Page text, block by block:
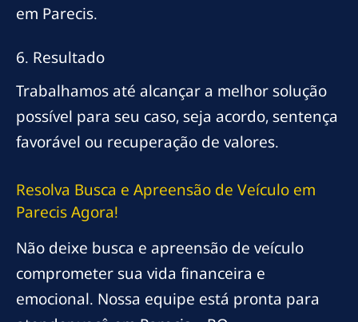
em Parecis.
6. Resultado
Trabalhamos até alcançar a melhor solução
possível para seu caso, seja acordo, sentença
favorável ou recuperação de valores.
Resolva Busca e Apreensão de Veículo em
Parecis Agora!
Não deixe busca e apreensão de veículo
comprometer sua vida financeira e
emocional. Nossa equipe está pronta para